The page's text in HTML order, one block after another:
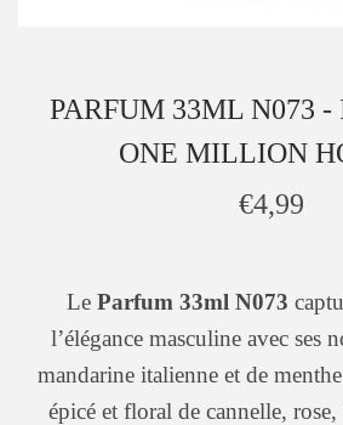
PARFUM 33ML N073 -
ONE MILLION
€4,99
Le Parfum 33ml N073
l’élégance masculine avec ses
mandarine italienne et de
épicé et floral de cannelle, rose,